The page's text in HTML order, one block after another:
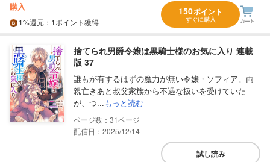
購入
1%還元 ：1ポイント獲得
150ポイント
すぐに購入
捨てられ男爵令嬢は黒騎士様のお気に入り 連載
版 37
誰もが有するはずの魔力が無い令嬢・ソフィア。両
親亡きあと叔父家族から不遇な扱いを受けていた
が、つ...もっと読む
31
配信日：2025/12/14
試し読み